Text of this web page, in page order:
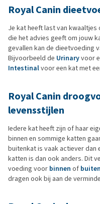
Royal Canin
Je kat heeft last van
die het advies geeft om jouw
gevallen kan de dieetvoeding
Bijvoorbeeld de Urinaryvoor
Intestinalvoor een kat met
Royal Canin
levensstijlen
Iedere kat heeft zijn of haar
binnen en sommige katten
buitenkat is vaak actiever dan
katten is dan ook anders. Dit
voeding voor binnen of
dragen ook bij aan de